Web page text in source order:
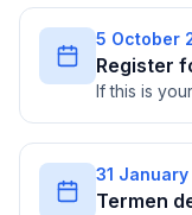
5 October
Register
If this is
31
Termen